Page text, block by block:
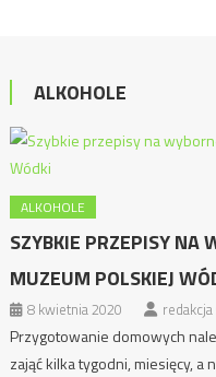
ALKOHOLE
ALKOHOLE
SZYBKIE PRZEPISY NA
MUZEUM POLSKIEJ
8 kwietnia 2020
Przygotowanie domowych
zająć kilka tygodni, miesięcy,